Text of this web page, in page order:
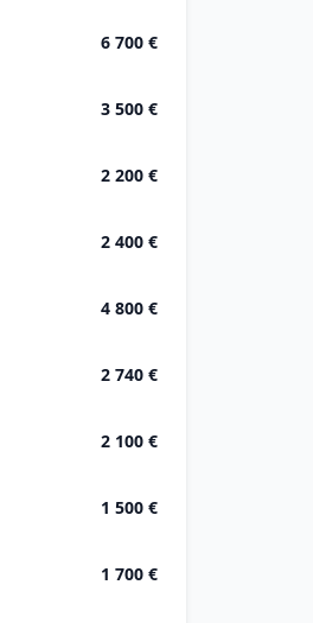
6 700 €
3 500 €
2 200 €
2 400 €
4 800 €
2 740 €
2 100 €
1 500 €
1 700 €